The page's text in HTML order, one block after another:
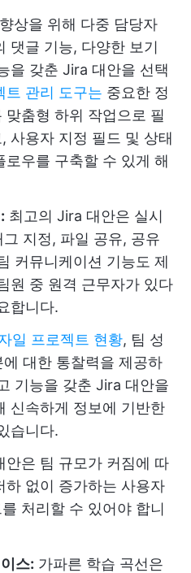
상을 위해 다중 담당자
댓글 기능, 다양한 보기
을 갖춘 Jira 대안을 선택
트 관리 도구는 중요한 정
맞춤형 하위 작업으로 필
사용자 지정 필드 및 상태
로우를 구축할 수 있게 해
최고의 Jira 대안은 실시
지정, 파일 공유, 공유
커뮤니케이션 기능도 제
원 중 원격 근무자가 있다
합니다.
일 프로젝트 현황, 팀 성
대한 통찰력을 제공하
기능을 갖춘 Jira 대안을
신속하게 정보에 기반한
습니다.
안은 팀 규모가 커짐에 따
하 없이 증가하는 사용자
처리할 수 있어야 합니
스: 가파른 학습 곡선은